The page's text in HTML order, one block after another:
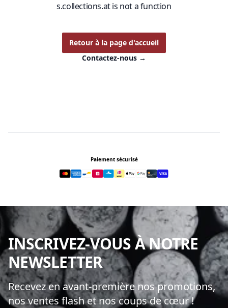
s.collections.at is not a function
Retour à la page d'accueil
Contactez-nous →
Paiement sécurisé
INSCRIVEZ-VOUS À NOTRE
NEWSLETTER
Recevez en avant-première nos promotions,
nos ventes flash et nos coups de cœur !